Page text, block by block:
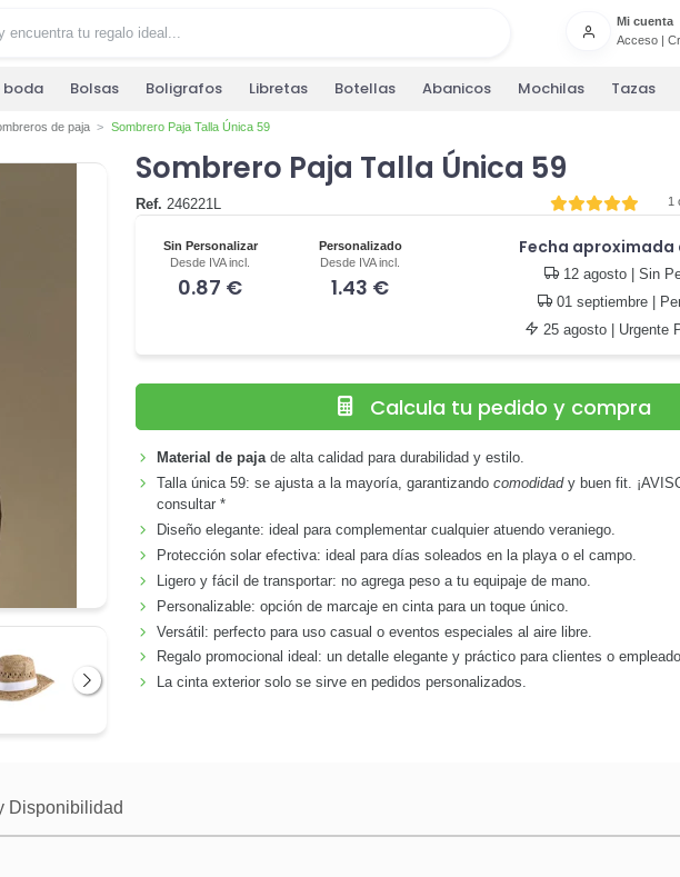
Mi cuenta
Acceso|
boda Bolsas Boligrafos Libretas Botellas Abanicos Mochilas Tazas
de paja Sombrero Paja Talla Única 59
Siguiente
Sombrero Paja Talla Única 59
Ref. 246221L 1
Sin Personalizar
Desde IVA incl.
0.87 €
Personalizado
Desde IVA incl.
1.43 €
Fecha aproximada
12 agosto| Sin
01 septiembre|
25 agosto| Urgente
Calcula tu pedido y compra
Material de pajade alta calidad para durabilidad y estilo.
Talla única 59: se ajusta a la mayoría, garantizandocomodidady buen fit.
consultar *
Diseño elegante: ideal para complementar cualquier atuendo veraniego.
Protección solar efectiva: ideal para días soleados en la playa o el campo.
Ligero y fácil de transportar: no agrega peso a tu equipaje de mano.
Personalizable: opción de marcaje en cinta para un toque único.
Versátil: perfecto para uso casual o eventos especiales al aire libre.
Regalo promocional ideal: un detalle elegante y práctico para clientes o
La cinta exterior solo se sirve en pedidos personalizados.
Disponibilidad